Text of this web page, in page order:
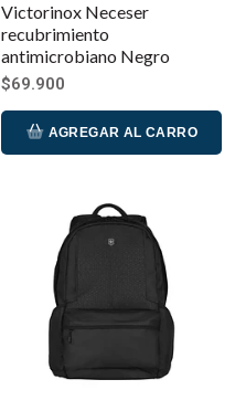
Victorinox Neceser
recubrimiento
antimicrobiano Negro
$69.900
AGREGAR AL CARRO